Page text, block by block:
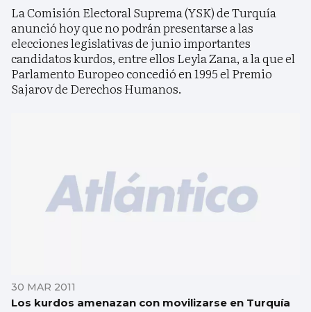
La Comisión Electoral Suprema (YSK) de Turquía
anunció hoy que no podrán presentarse a las
elecciones legislativas de junio importantes
candidatos kurdos, entre ellos Leyla Zana, a la que el
Parlamento Europeo concedió en 1995 el Premio
Sajarov de Derechos Humanos.
30 MAR 2011
Los kurdos amenazan con movilizarse en Turquía